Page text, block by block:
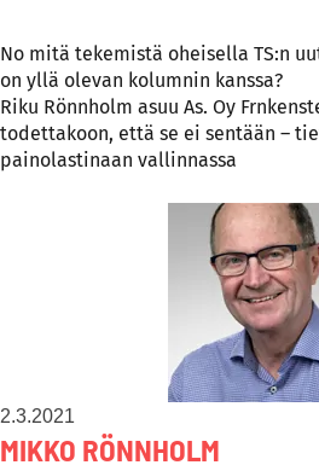
No mitä tekemistä oheisella TS:n
on yllä olevan kolumnin kanssa?
Riku Rönnholm asuu As. Oy
todettakoon, että se ei sentään –
painolastinaan vallinnassa
2.3.2021
MIKKO RÖNNHOLM